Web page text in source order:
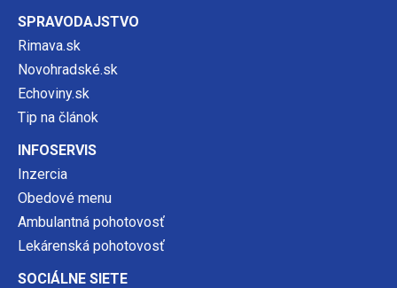
SPRAVODAJSTVO
Rimava.sk
Novohradské.sk
Echoviny.sk
Tip na článok
INFOSERVIS
Inzercia
Obedové menu
Ambulantná pohotovosť
Lekárenská pohotovosť
SOCIÁLNE SIETE